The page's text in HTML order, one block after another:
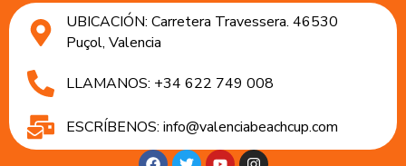
UBICACIÓN: Carretera Travessera. 46530
Puçol, Valencia
LLAMANOS: +34 622 749 008
ESCRÍBENOS: info@valenciabeachcup.com